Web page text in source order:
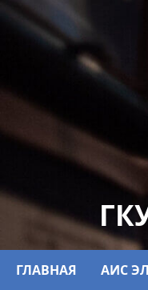
ГЛАВНАЯ АИС